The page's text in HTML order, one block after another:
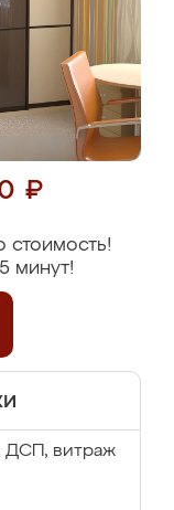
₽
стоимость!
минут!
ДСП, витраж